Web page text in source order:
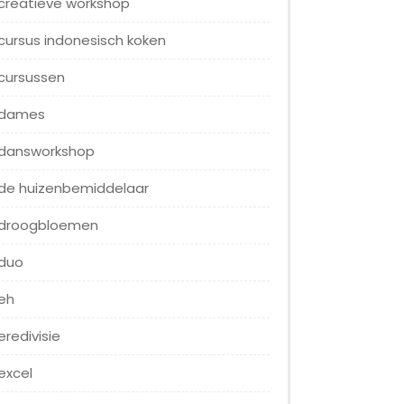
indonesisch koken
huizenbemiddelaar